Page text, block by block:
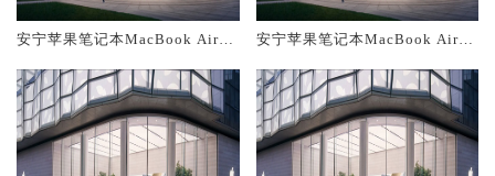
安宁苹果笔记本MacBook Air换
安宁苹果笔记本MacBook Air换